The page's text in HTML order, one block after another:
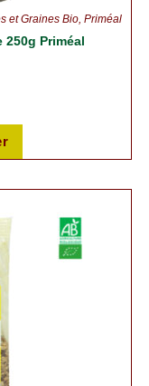
et Graines Bio, Priméal
Priméal